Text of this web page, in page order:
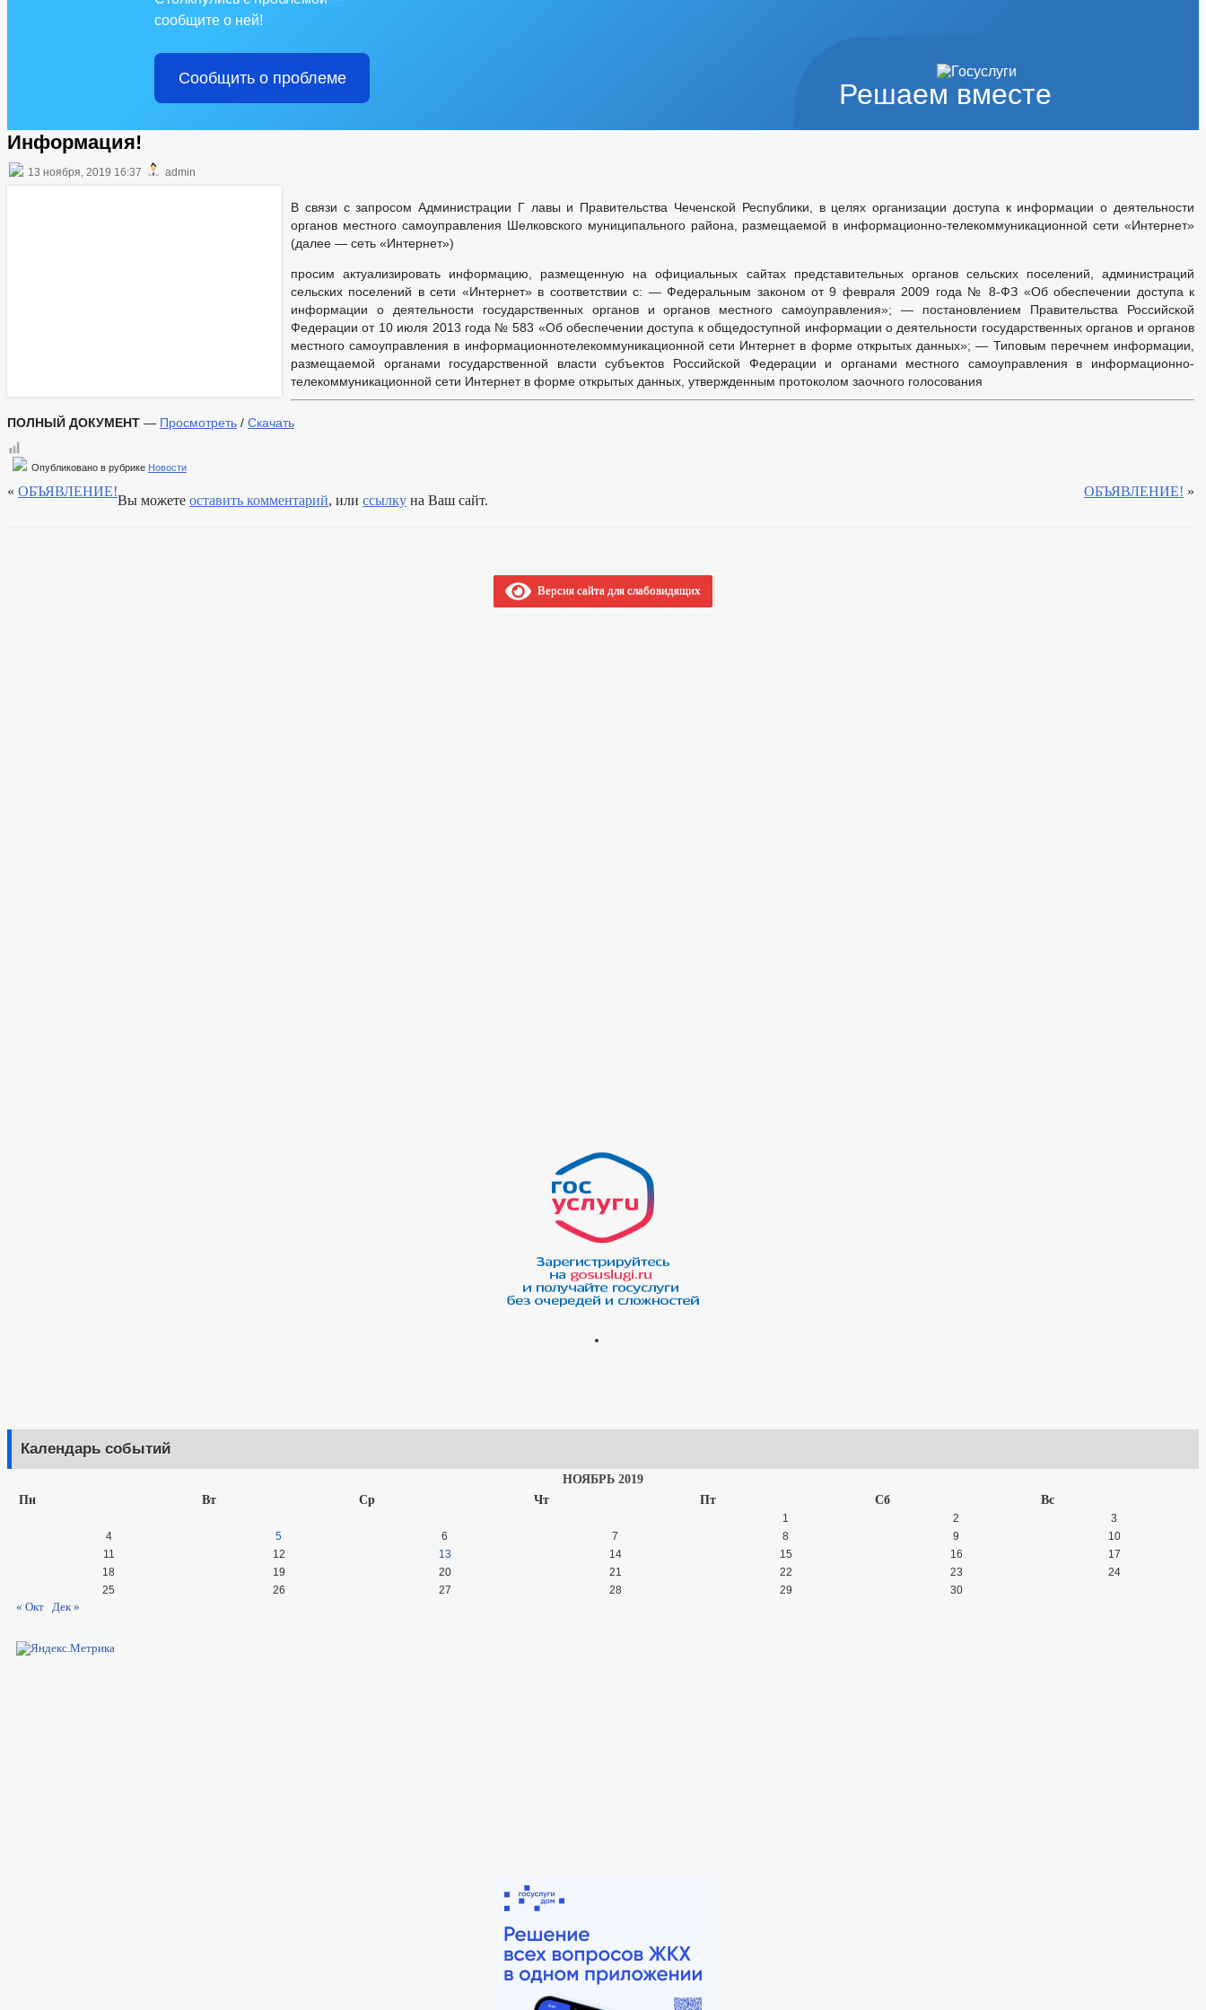
Решаем вместе
сообщите о ней!
Сообщить о проблеме
Информация!
13 ноября, 2019 16:37 admin
В связи с запросом Администрации Г лавы и Правительства Чеченской Республики, в целях организации доступа к информации о деятельности
органов местного самоуправления Шелковского муниципального района, размещаемой в информационно-телекоммуникационной сети «Интернет»
(далее — сеть «Интернет»)
просим актуализировать информацию, размещенную на официальных сайтах представительных органов сельских поселений, администраций
сельских поселений в сети «Интернет» в соответствии с: — Федеральным законом от 9 февраля 2009 года № 8-ФЗ «Об обеспечении доступа к
информации о деятельности государственных органов и органов местного самоуправления»; — постановлением Правительства Российской
Федерации от 10 июля 2013 года № 583 «Об обеспечении доступа к общедоступной информации о деятельности государственных органов и органов
местного самоуправления в информационнотелекоммуникационной сети Интернет в форме открытых данных»; — Типовым перечнем информации,
размещаемой органами государственной власти субъектов Российской Федерации и органами местного самоуправления в информационно-
телекоммуникационной сети Интернет в форме открытых данных, утвержденным протоколом заочного голосования
ПОЛНЫЙ ДОКУМЕНТ — Просмотреть / Скачать
Опубликовано в рубрике Новости
« ОБЪЯВЛЕНИЕ! ОБЪЯВЛЕНИЕ! »
Вы можете оставить комментарий, или ссылку на Ваш сайт.
Версия сайта для слабовидящих
Календарь событий
НОЯБРЬ 2019
Пн
Вт Ср Чт Пт Сб Вс
1 2
3
4
5 6 7 8 9
10
11
12 13 14 15 16
17
18
19 20 21 22 23
24
25
26 27 28 29 30
« Окт Дек »